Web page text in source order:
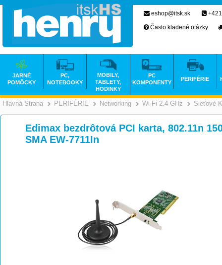
Hlavná Strana >
PERIFÉRIE >
Networking >
Wi-Fi 2.4 GHz Sieťové
Edimax bezdrôtová PCI karta, 802.11n
SMA EW-7711In
eshop@itsk.sk
Často kladené otázky
JARNÉ
POMÔCKY
PC,
NOTEBOOKY
MOBILY,
TABLETY,
HODINKY
PC
KOMPONENTY
PERIFÉRIE